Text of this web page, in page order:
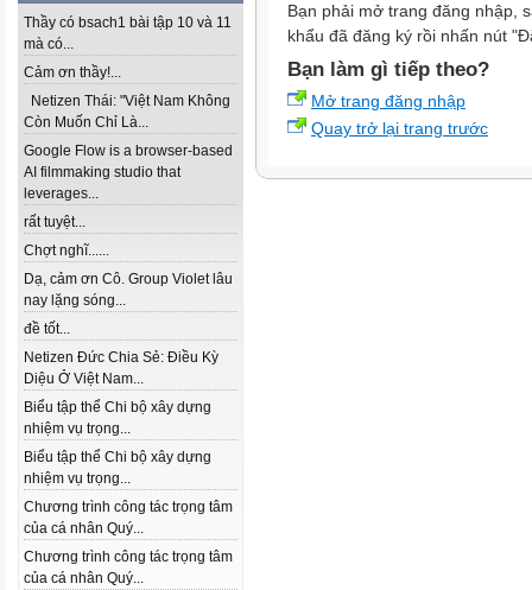
Thầy có bsach1 bài tập 10 và 11
mà có...
Cảm ơn thầy!...
Netizen Thái: "Việt Nam Không
Còn Muốn Chỉ Là...
Google Flow is a browser-based
AI filmmaking studio that
leverages...
rất tuyệt...
Chợt nghĩ......
Dạ, cảm ơn Cô. Group Violet lâu
nay lặng sóng...
đề tốt...
Netizen Đức Chia Sẻ: Điều Kỳ
Diệu Ở Việt Nam...
Biểu tập thể Chi bộ xây dựng
nhiệm vụ trọng...
Biểu tập thể Chi bộ xây dựng
nhiệm vụ trọng...
Chương trình công tác trọng tâm
của cá nhân Quý...
Chương trình công tác trọng tâm
của cá nhân Quý...
Bạn phải mở trang đăng nhập,
khẩu đã đăng ký rồi nhấn nút
Bạn làm gì tiếp theo?
Mở trang đăng nhập
Quay trở lại trang trước